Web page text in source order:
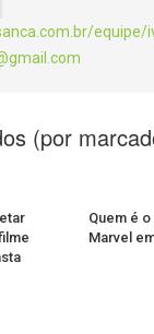
equipe/
(por
Quem é
Marvel